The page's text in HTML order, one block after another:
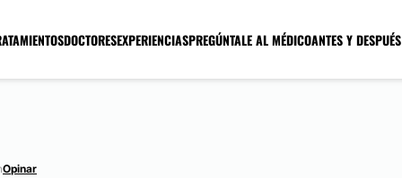
DOCTORESEXPERIENCIASPREGÚNTALE AL MÉDICOANTES Y DESPUÉS
Opinar